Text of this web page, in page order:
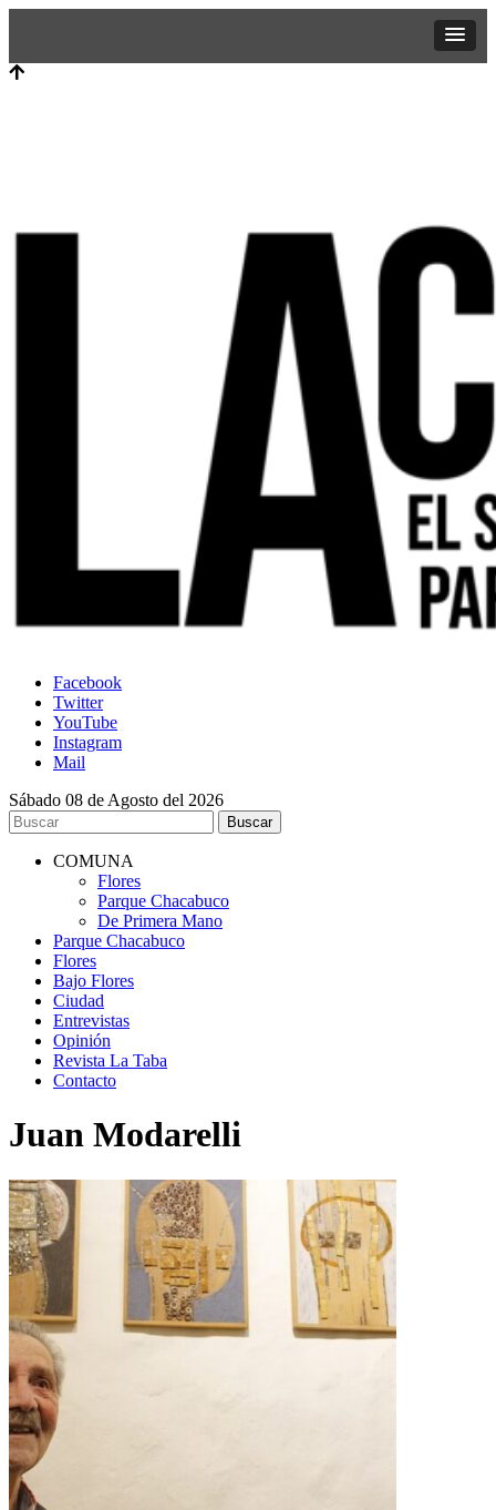
Facebook
Twitter
YouTube
Instagram
Mail
Sábado 08 de Agosto del 2026
COMUNA
Flores
Parque Chacabuco
De Primera Mano
Parque Chacabuco
Flores
Bajo Flores
Ciudad
Entrevistas
Opinión
Revista La Taba
Contacto
Juan Modarelli